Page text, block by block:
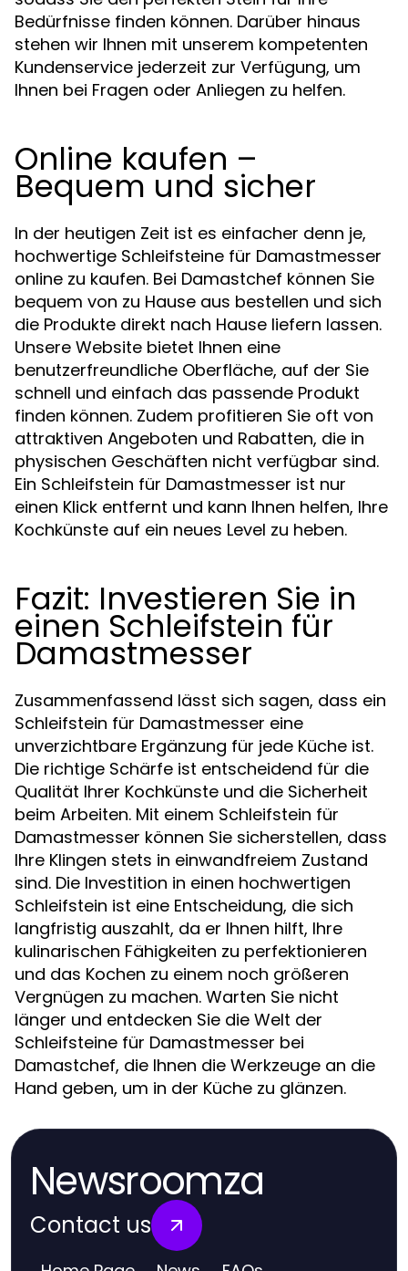
Bedürfnisse finden können. Darüber hinaus
stehen wir Ihnen mit unserem kompetenten
Kundenservice jederzeit zur Verfügung, um
Ihnen bei Fragen oder Anliegen zu helfen.
Online kaufen –
Bequem und sicher
In der heutigen Zeit ist es einfacher denn je,
hochwertige Schleifsteine für Damastmesser
online zu kaufen. Bei Damastchef können Sie
bequem von zu Hause aus bestellen und sich
die Produkte direkt nach Hause liefern lassen.
Unsere Website bietet Ihnen eine
benutzerfreundliche Oberfläche, auf der Sie
schnell und einfach das passende Produkt
finden können. Zudem profitieren Sie oft von
attraktiven Angeboten und Rabatten, die in
physischen Geschäften nicht verfügbar sind.
Ein Schleifstein für Damastmesser ist nur
einen Klick entfernt und kann Ihnen helfen, Ihre
Kochkünste auf ein neues Level zu heben.
Fazit: Investieren Sie in
einen Schleifstein für
Damastmesser
Zusammenfassend lässt sich sagen, dass ein
Schleifstein für Damastmesser eine
unverzichtbare Ergänzung für jede Küche ist.
Die richtige Schärfe ist entscheidend für die
Qualität Ihrer Kochkünste und die Sicherheit
beim Arbeiten. Mit einem Schleifstein für
Damastmesser können Sie sicherstellen, dass
Ihre Klingen stets in einwandfreiem Zustand
sind. Die Investition in einen hochwertigen
Schleifstein ist eine Entscheidung, die sich
langfristig auszahlt, da er Ihnen hilft, Ihre
kulinarischen Fähigkeiten zu perfektionieren
und das Kochen zu einem noch größeren
Vergnügen zu machen. Warten Sie nicht
länger und entdecken Sie die Welt der
Schleifsteine für Damastmesser bei
Damastchef, die Ihnen die Werkzeuge an die
Hand geben, um in der Küche zu glänzen.
Newsroomza
Contact us